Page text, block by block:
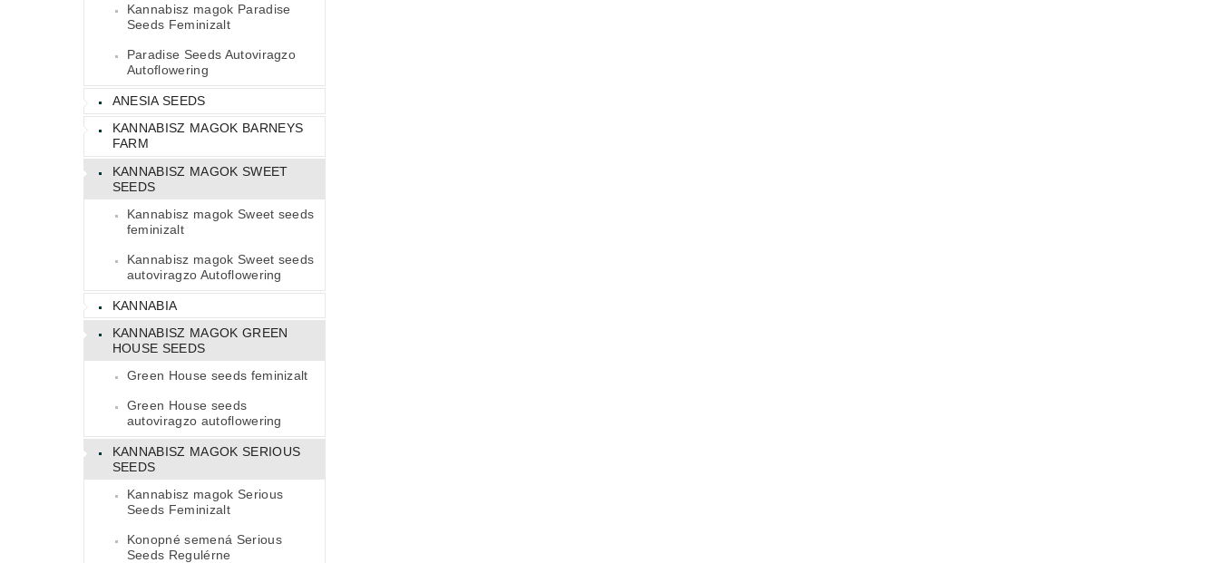
Kannabisz magok Paradise
Seeds Feminizalt
Paradise Seeds Autoviragzo
Autoflowering
ANESIA SEEDS
KANNABISZ MAGOK BARNEYS
FARM
KANNABISZ MAGOK SWEET
SEEDS
Kannabisz magok Sweet seeds
feminizalt
Kannabisz magok Sweet seeds
autoviragzo Autoflowering
KANNABIA
KANNABISZ MAGOK GREEN
HOUSE SEEDS
Green House seeds feminizalt
Green House seeds
autoviragzo autoflowering
KANNABISZ MAGOK SERIOUS
SEEDS
Kannabisz magok Serious
Seeds Feminizalt
Konopné semená Serious
Seeds Regulérne